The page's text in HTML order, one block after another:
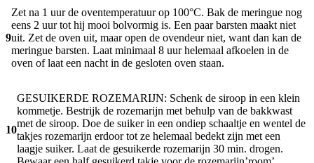
9
Zet na 1 uur de oventemperatuur op 100°C. Bak de meringue nog
eens 2 uur tot hij mooi bolvormig is. Een paar barsten maakt niet
uit. Zet de oven uit, maar open de ovendeur niet, want dan kan de
meringue barsten. Laat minimaal 8 uur helemaal afkoelen in de
oven of laat een nacht in de gesloten oven staan.
10
GESUIKERDE ROZEMARIJN: Schenk de siroop in een klein
kommetje. Bestrijk de rozemarijn met behulp van de bakkwast
met de siroop. Doe de suiker in een ondiep schaaltje en wentel de
takjes rozemarijn erdoor tot ze helemaal bedekt zijn met een
laagje suiker. Laat de gesuikerde rozemarijn 30 min. drogen.